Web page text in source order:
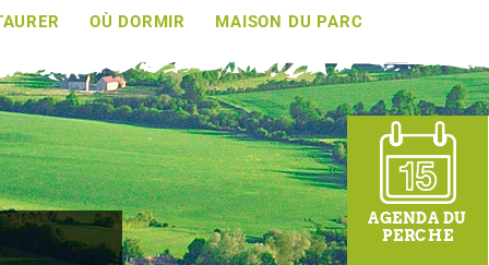
OÙ DORMIR MAISON DU PARC
AGENDA DU
PERCHE